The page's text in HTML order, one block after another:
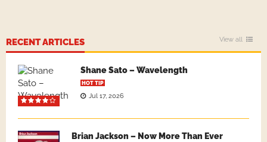
RECENT ARTICLES View all
Shane Sato – Wavelength
HOT TIP
Jul 17, 2026
Brian Jackson – Now More Than Ever